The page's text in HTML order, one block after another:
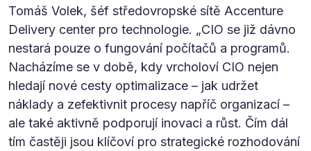
Tomáš Volek, šéf středovropské sítě Accenture
Delivery center pro technologie. „CIO se již dávno
nestará pouze o fungování počítačů a programů.
Nacházíme se v době, kdy vrcholoví CIO nejen
hledají nové cesty optimalizace – jak udržet
náklady a zefektivnit procesy napříč organizací –
ale také aktivně podporují inovaci a růst. Čím dál
tím častěji jsou klíčoví pro strategické rozhodování